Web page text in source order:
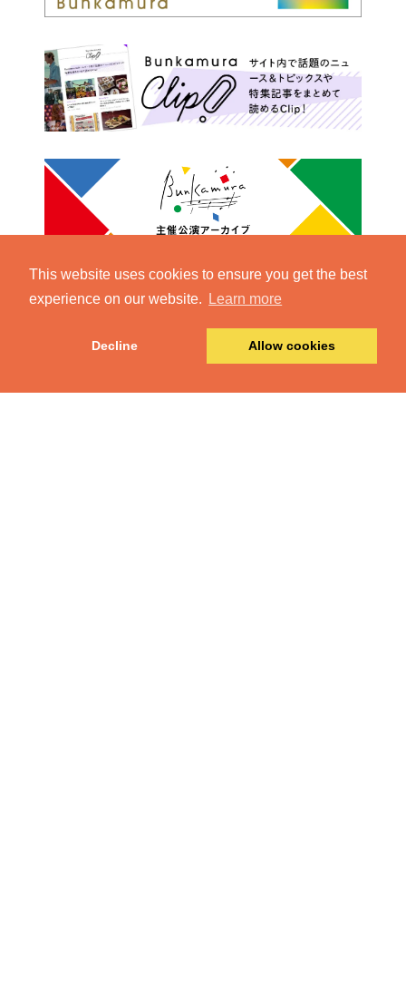
This website uses cookies to ensure you get the best
experience on our website.
Learn more
Decline Allow cookies